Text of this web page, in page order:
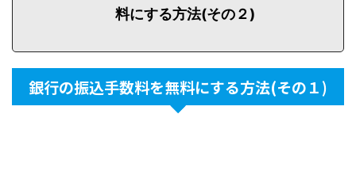
料にする方法(その２)
銀行の振込手数料を無料にする方法(その１)